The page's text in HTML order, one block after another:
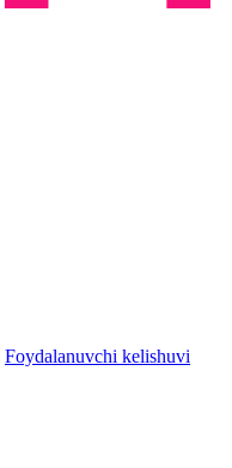
Foydalanuvchi kelishuvi